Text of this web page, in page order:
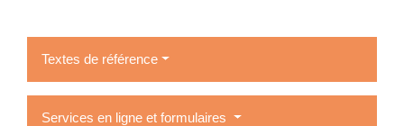
Textes de référence
Services en ligne et formulaires